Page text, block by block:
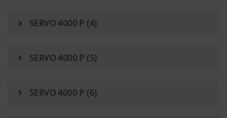
bodems in combinatie met het 50 RW ploegrister.
SERVO 4000 P (4)
SERVO 4000 P (5)
SERVO 4000 P (6)